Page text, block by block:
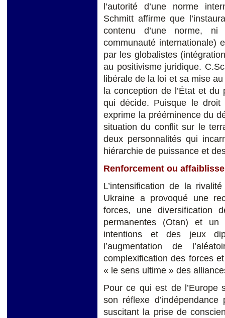
l’autorité d’une norme
Schmitt affirme que
contenu d’une norme,
communauté internationale)
par les globalistes
au positivisme juridique.
libérale de la loi et sa mise
la conception de l’État et
qui décide. Puisque le droit
exprime la prééminence du
situation du conflit sur le
deux personnalités qui
hiérarchie de puissance et
Renforcement ou
L’intensification de la
Ukraine a provoqué une
forces, une diversification
permanentes (Otan) et
intentions et des jeux
l’augmentation de
complexification des forces
« le sens ultime » des
Pour ce qui est de l’Europe
son réflexe
suscitant la prise de